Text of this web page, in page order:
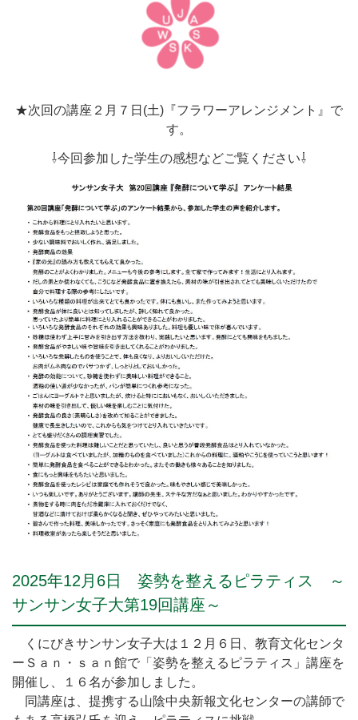
★次回の講座２月７日(土)『フラワーアレンジメント』で
す。
⇩今回参加した学生の感想などご覧ください⇩
2025年12月6日 姿勢を整えるピラティス ～
サンサン女子大第19回講座～
くにびきサンサン女子大は１２月６日、教育文化センタ
ーＳａｎ・ｓａｎ館で「姿勢を整えるピラティス」講座を
開催し、１６名が参加しました。
同講座は、提携する山陰中央新報文化センターの講師で